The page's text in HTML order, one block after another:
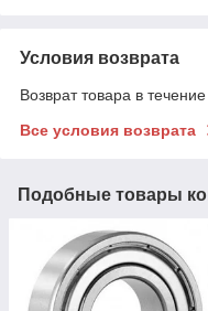
Условия возврата
Возврат товара в
Все условия возврата
Подобные товары